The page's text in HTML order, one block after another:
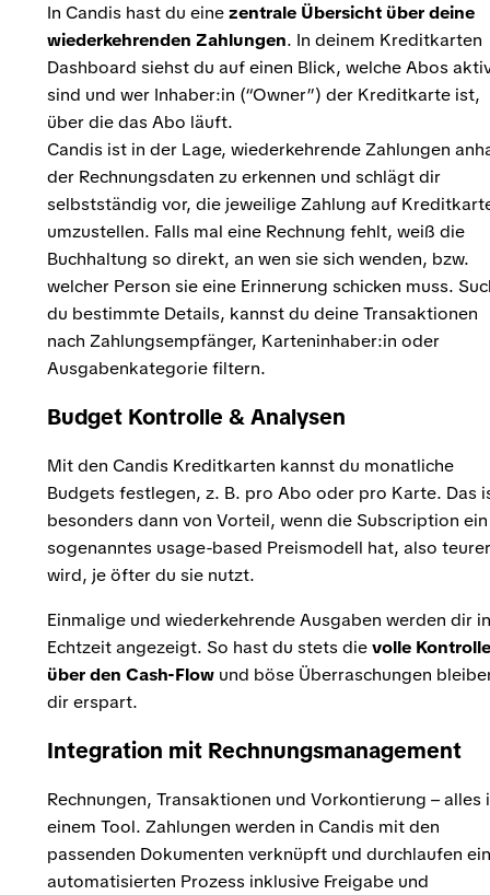
In Candis hast du einezentrale Übersicht über deine
wiederkehrenden Zahlungen. In deinem Kreditkarten
Dashboard siehst du auf einen Blick, welche Abos
sind und wer Inhaber:in (“Owner”) der Kreditkarte ist,
über die das Abo läuft.
Candis ist in der Lage, wiederkehrende Zahlungen
der Rechnungsdaten zu erkennen und schlägt dir
selbstständig vor, die jeweilige Zahlung auf
umzustellen. Falls mal eine Rechnung fehlt, weiß die
Buchhaltung so direkt, an wen sie sich wenden, bzw.
welcher Person sie eine Erinnerung schicken muss.
du bestimmte Details, kannst du deine Transaktionen
nach Zahlungsempfänger, Karteninhaber:in oder
Ausgabenkategorie filtern.
Budget Kontrolle & Analysen
Mit den Candis Kreditkarten kannst du monatliche
Budgets festlegen, z. B. pro Abo oder pro Karte. Das
besonders dann von Vorteil, wenn die Subscription ein
sogenanntes usage-based Preismodell hat, also teurer
wird, je öfter du sie nutzt.
Einmalige und wiederkehrende Ausgaben werden dir in
Echtzeit angezeigt. So hast du stets dievolle Kontrolle
über den Cash-Flow und böse Überraschungen
dir erspart.
Integration mit Rechnungsmanagement
Rechnungen, Transaktionen und Vorkontierung – alles
einem Tool. Zahlungen werden in Candis mit den
passenden Dokumenten verknüpft und durchlaufen
automatisierten Prozess inklusive Freigabe und